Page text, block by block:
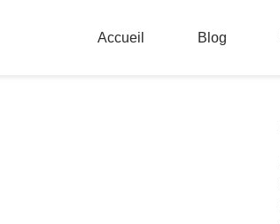
Accueil Blog